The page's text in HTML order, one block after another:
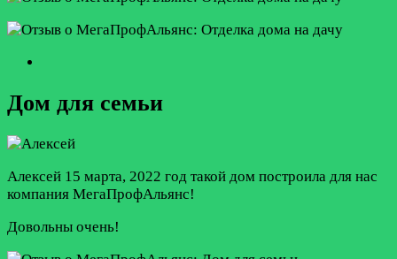
Дом для семьи
Алексей 15 марта, 2022 год такой дом построила для нас
компания МегаПрофАльянс!
Довольны очень!